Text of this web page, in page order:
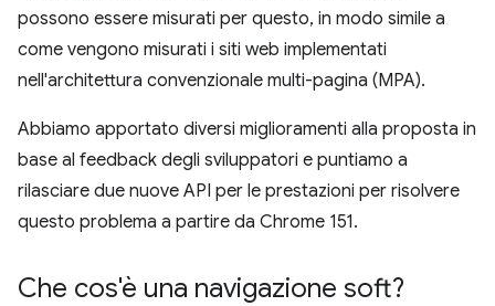
possono essere misurati per questo, in modo simile a
come vengono misurati i siti web implementati
nell'architettura convenzionale multi-pagina (MPA).
Abbiamo apportato diversi miglioramenti alla proposta in
base al feedback degli sviluppatori e puntiamo a
rilasciare due nuove API per le prestazioni per risolvere
questo problema a partire da Chrome 151.
Che cos'è una navigazione soft?